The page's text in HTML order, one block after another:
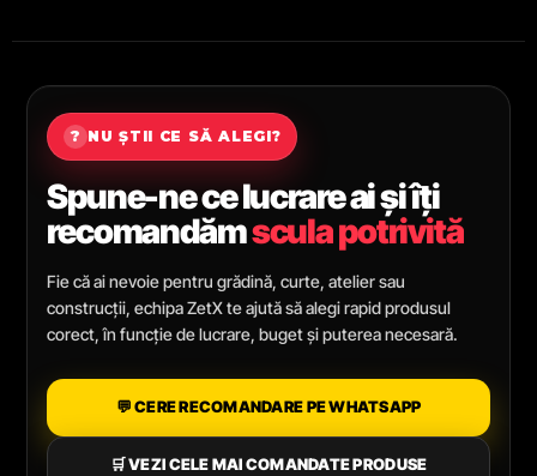
? NU ȘTII CE SĂ ALEGI?
Spune-ne ce lucrare ai și îți
recomandămscula potrivită
Fie că ai nevoie pentru grădină, curte, atelier sau
construcții, echipa ZetX te ajută să alegi rapid produsul
corect, în funcție de lucrare, buget și puterea necesară.
💬 CERE RECOMANDARE PE WHATSAPP
🛒 VEZI CELE MAI COMANDATE PRODUSE